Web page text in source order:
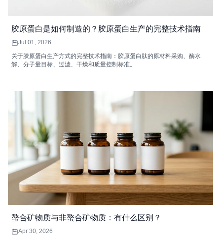
胶原蛋白是如何制造的？胶原蛋白生产的完整技术指南
Jul 01, 2026
关于胶原蛋白生产方式的完整技术指南：胶原蛋白肽的原材料采购、酶水
解、分子量目标、过滤、干燥和质量控制标准。
螯合矿物质与非螯合矿物质：有什么区别？
Apr 30, 2026